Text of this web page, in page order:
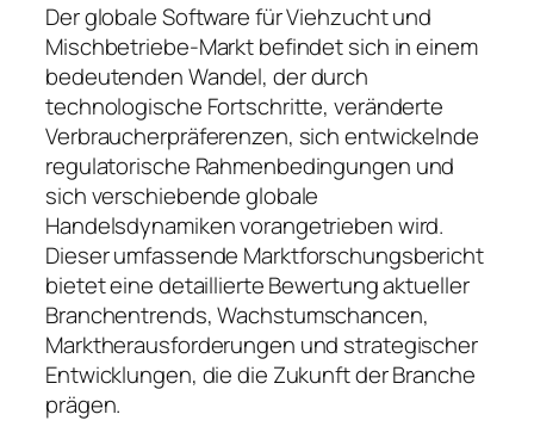
Der globale Software für Viehzucht und
Mischbetriebe-Markt befindet sich in einem
bedeutenden Wandel, der durch
technologische Fortschritte, veränderte
Verbraucherpräferenzen, sich entwickelnde
regulatorische Rahmenbedingungen und
sich verschiebende globale
Handelsdynamiken vorangetrieben wird.
Dieser umfassende Marktforschungsbericht
bietet eine detaillierte Bewertung aktueller
Branchentrends, Wachstumschancen,
Marktherausforderungen und strategischer
Entwicklungen, die die Zukunft der Branche
prägen.